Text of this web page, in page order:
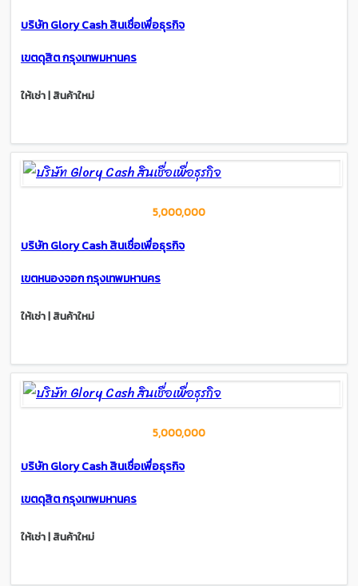
บริษัท Glory Cash สินเชื่อเพื่อธุรกิจ
เขตดุสิต กรุงเทพมหานคร
ให้เช่า | สินค้าใหม่
5,000,000
บริษัท Glory Cash สินเชื่อเพื่อธุรกิจ
เขตหนองจอก กรุงเทพมหานคร
ให้เช่า | สินค้าใหม่
5,000,000
บริษัท Glory Cash สินเชื่อเพื่อธุรกิจ
เขตดุสิต กรุงเทพมหานคร
ให้เช่า | สินค้าใหม่